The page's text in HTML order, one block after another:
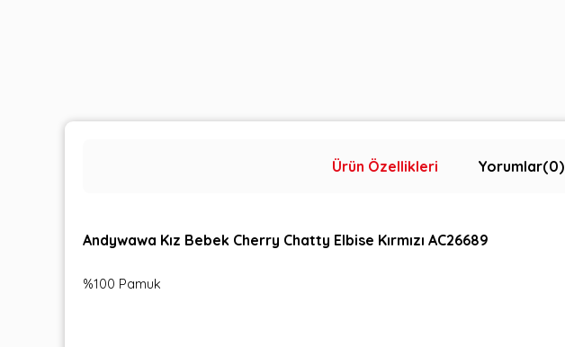
Ürün Özellikleri Yorumlar(0)
Andywawa Kız Bebek Cherry Chatty Elbise Kırmızı AC26689
%100 Pamuk